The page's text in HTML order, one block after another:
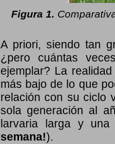
Figura 1.
A priori, siendo tan
¿pero cuántas
ejemplar? La
más bajo de lo que
relación con su ciclo
sola generación al
larvaria largay una
semana!).